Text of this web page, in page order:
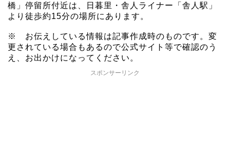
橋」停留所付近は、日暮里・舎人ライナー「舎人駅」
より徒歩約15分の場所にあります。
※ お伝えしている情報は記事作成時のものです。変
更されている場合もあるので公式サイト等で確認のう
え、お出かけになってください。
スポンサーリンク